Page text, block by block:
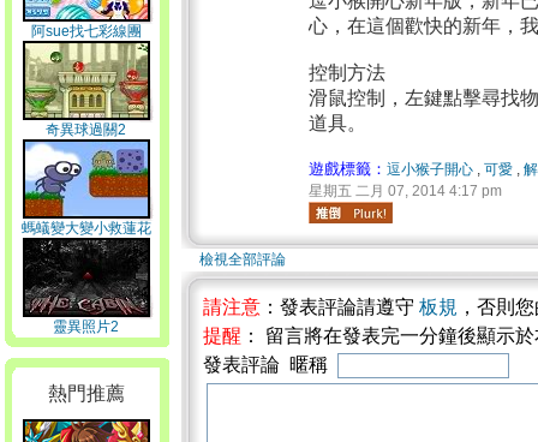
阿sue找七彩線團
奇異球過關2
螞蟻變大變小救蓮花
靈異照片2
熱門推薦
心，在這個歡快的新年，
控制方法
滑鼠控制，左鍵點擊尋找
道具。
遊戲標籤： 逗小猴子開心 , 可愛 ,
星期五 二月 07, 2014 4:17 pm
檢視全部評論
請注意 ：發表評論請遵守 板規 ，否則
提醒 ： 留言將在發表完一分鐘後顯示
發表評論 暱稱